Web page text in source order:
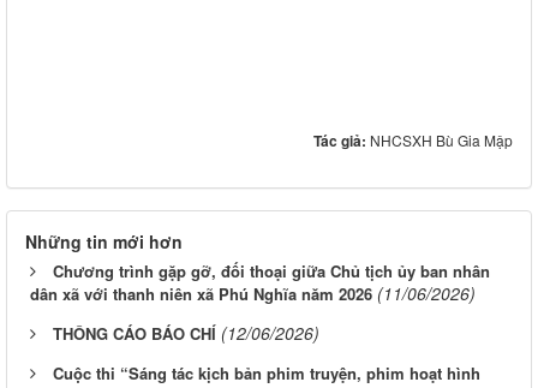
Tác giả: NHCSXH Bù Gia Mập
Những tin mới hơn
Chương trình gặp gỡ, đối thoại giữa Chủ tịch ủy ban nhân
dân xã với thanh niên xã Phú Nghĩa năm 2026 (11/06/2026)
THÔNG CÁO BÁO CHÍ (12/06/2026)
Cuộc thi “Sáng tác kịch bản phim truyện, phim hoạt hình